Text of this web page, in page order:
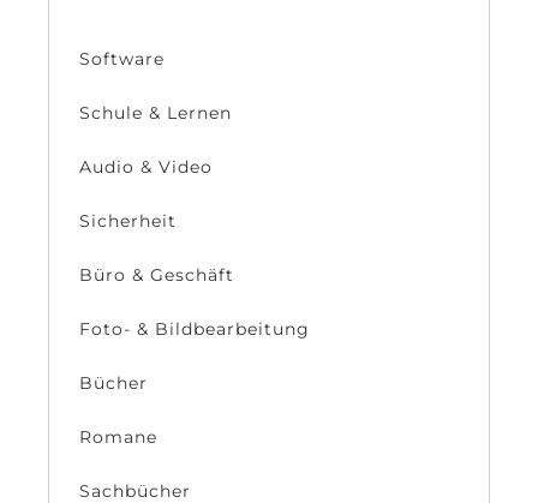
Software
Schule & Lernen
Audio & Video
Sicherheit
Büro & Geschäft
Foto- & Bildbearbeitung
Bücher
Romane
Sachbücher